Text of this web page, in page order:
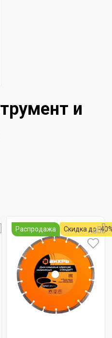
и
Распродажа Скидка до -